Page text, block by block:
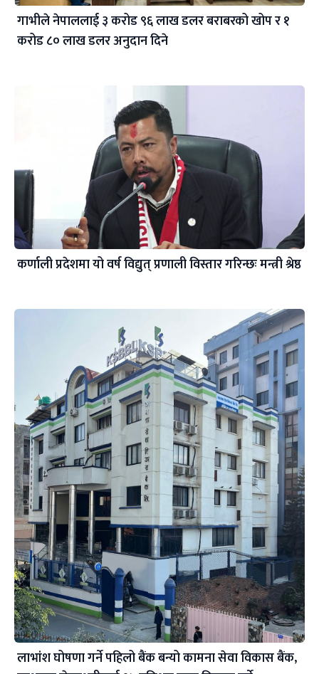
गाभीले नेपाललाई ३ करोड ९६ लाख डलर बराबरको खोप र १
करोड ८० लाख डलर अनुदान दिने
कर्णाली प्रदेशमा यो वर्ष विद्युत् प्रणाली विस्तार गरिन्छः मन्त्री श्रेष्ठ
लाभांश घोषणा गर्ने पहिलो बैंक बन्यो कामना सेवा विकास बैंक,